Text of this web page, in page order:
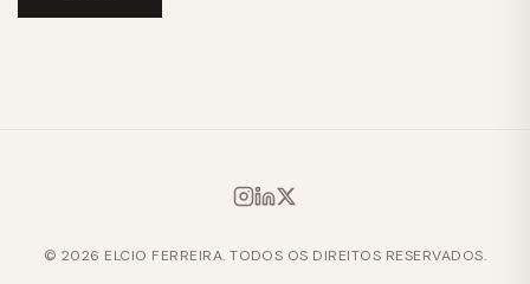
© 2026 ELCIO FERREIRA. TODOS OS DIREITOS RESERVADOS.